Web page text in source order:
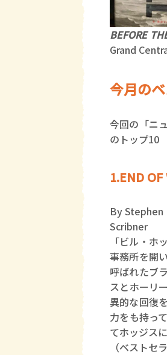
BEFORE
Grand
今月の
今回の「ニ
のトップ10
1.END OF
By Stephen
Scribner
「ビル・
事務所を開
呼ばれたブ
スとホーリ
異的な回復
力をも持っ
てホッジス
（ベストセ